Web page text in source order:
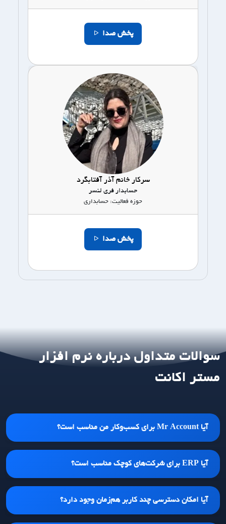
پخش صدا
سرکار خانم آذر آفتابگرد
حسابدار فری لنسر
حوزه فعالیت: حسابداری
پخش صدا
سوالات متداول درباره نرم افزار
مستر اکانت
آیا Mr Account برای کسب‌وکار من مناسب است؟
آیا ERP برای شرکت‌های کوچک مناسب است؟
آیا امکان دسترسی چند کاربر هم‌زمان وجود دارد؟